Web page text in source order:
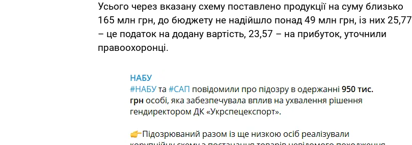
Усього через вказану схему поставлено продукції на суму близько
165 млн грн, до бюджету не надійшло понад 49 млн грн, із них 25,77
– це податок на додану вартість, 23,57 – на прибуток, уточнили
правоохоронці.